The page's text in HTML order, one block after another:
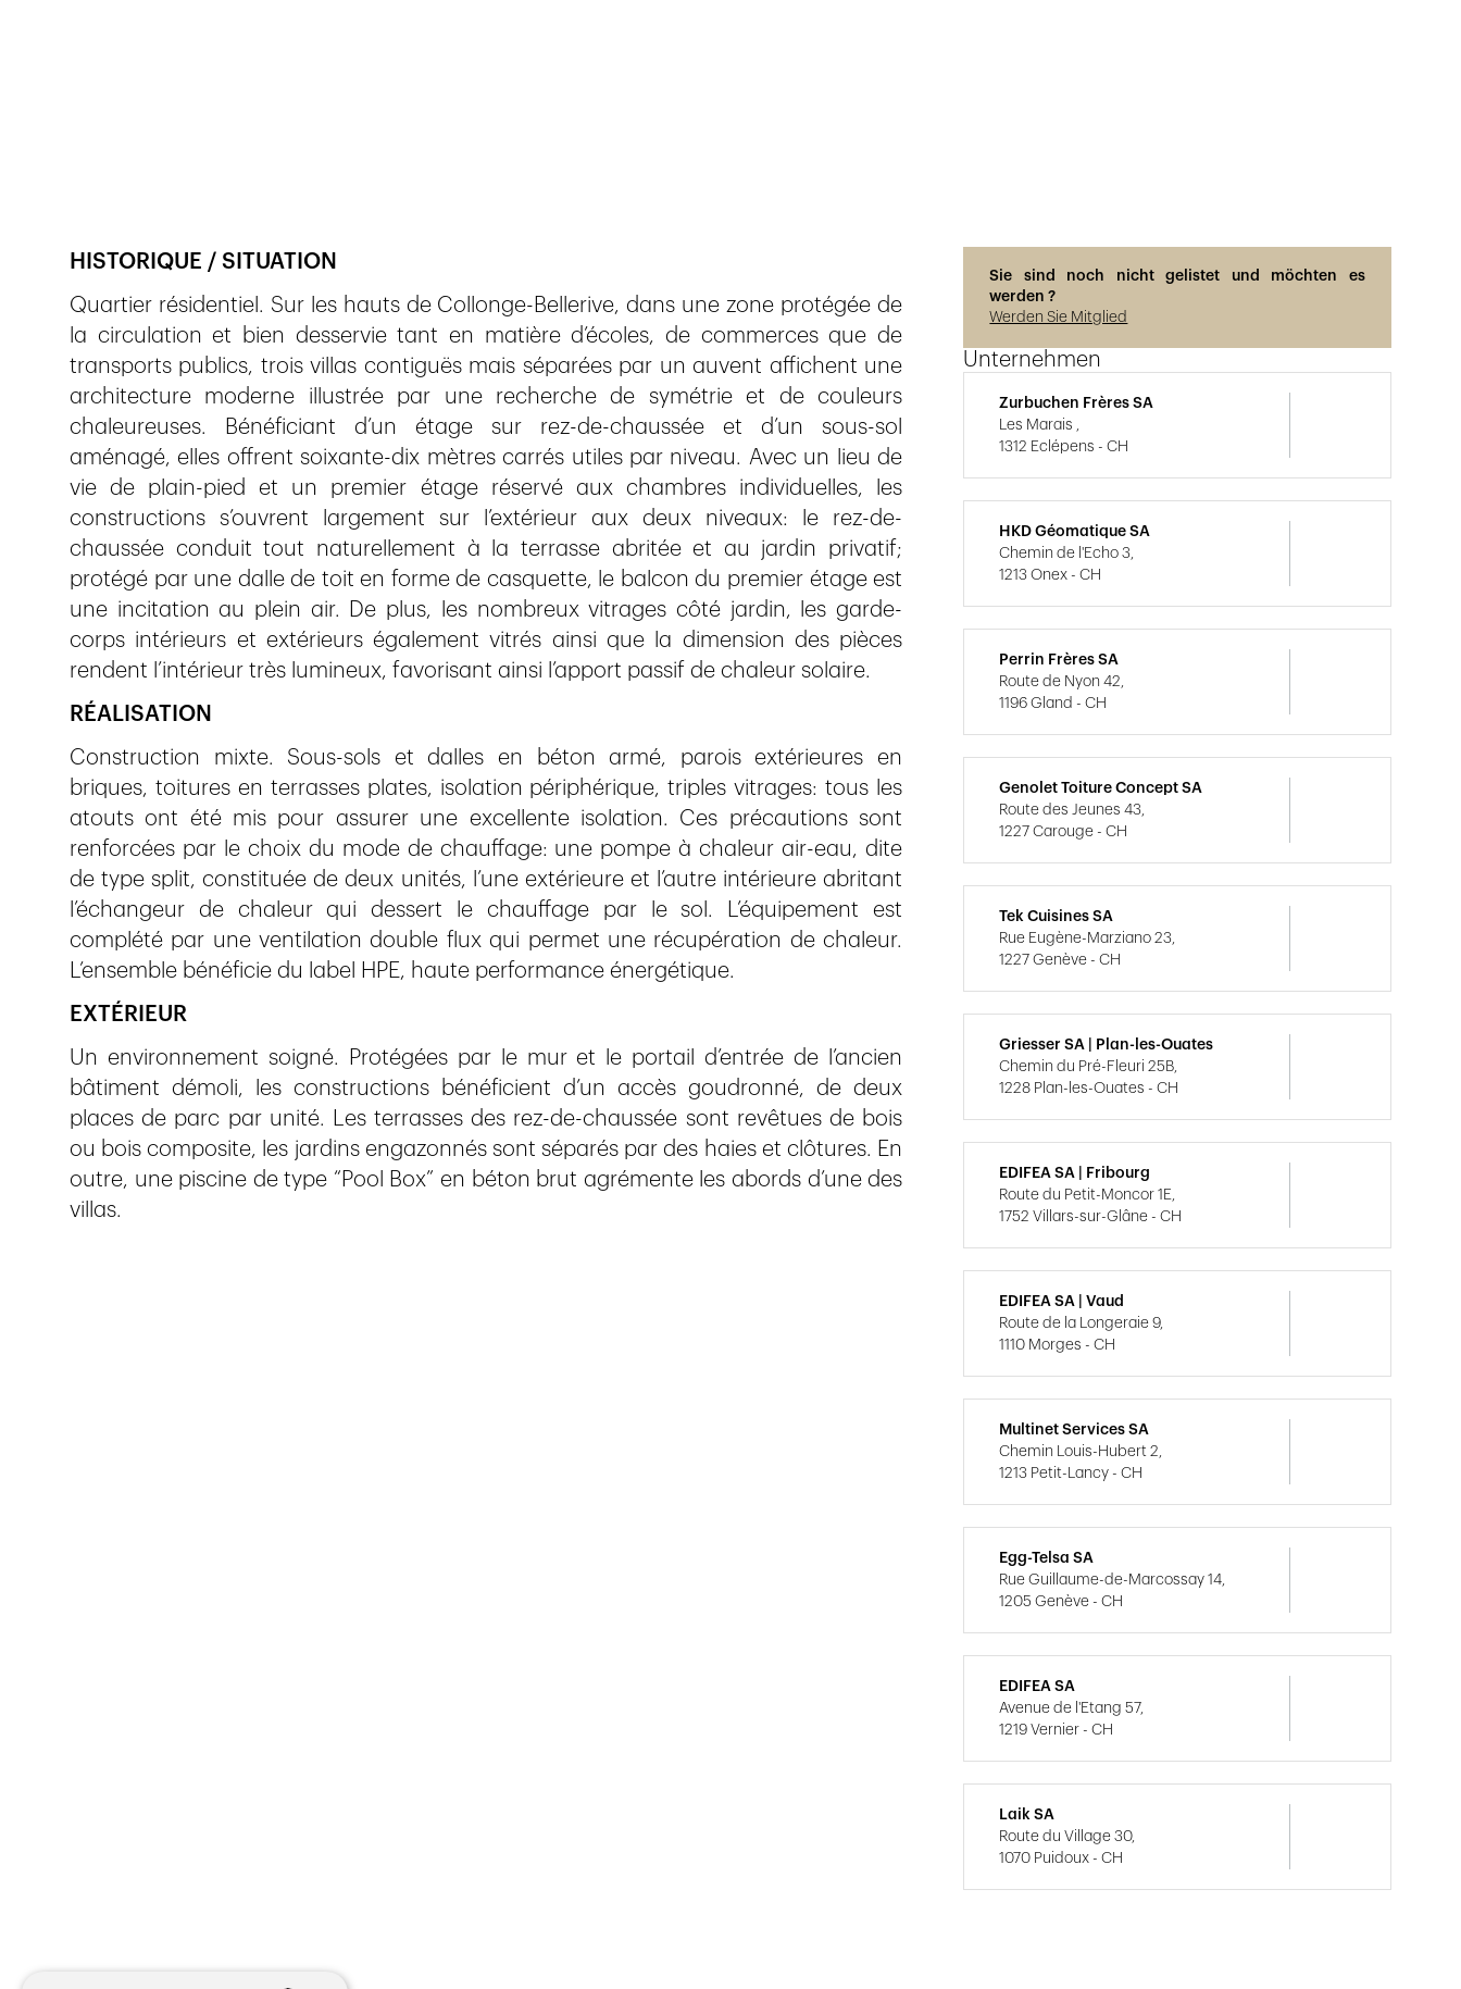
HISTORIQUE / SITUATION
Quartier résidentiel. Sur les hauts de Collonge-Bellerive, dans une zone protégée de
la circulation et bien desservie tant en matière d’écoles, de commerces que de
transports publics, trois villas contiguës mais séparées par un auvent affichent une
architecture moderne illustrée par une recherche de symétrie et de couleurs
chaleureuses. Bénéficiant d’un étage sur rez-de-chaussée et d’un sous-sol
aménagé, elles offrent soixante-dix mètres carrés utiles par niveau. Avec un lieu de
vie de plain-pied et un premier étage réservé aux chambres individuelles, les
constructions s’ouvrent largement sur l’extérieur aux deux niveaux: le rez-de-
chaussée conduit tout naturellement à la terrasse abritée et au jardin privatif;
protégé par une dalle de toit en forme de casquette, le balcon du premier étage est
une incitation au plein air. De plus, les nombreux vitrages côté jardin, les garde-
corps intérieurs et extérieurs également vitrés ainsi que la dimension des pièces
rendent l’intérieur très lumineux, favorisant ainsi l’apport passif de chaleur solaire.
RÉALISATION
Construction mixte. Sous-sols et dalles en béton armé, parois extérieures en
briques, toitures en terrasses plates, isolation périphérique, triples vitrages: tous les
atouts ont été mis pour assurer une excellente isolation. Ces précautions sont
renforcées par le choix du mode de chauffage: une pompe à chaleur air-eau, dite
de type split, constituée de deux unités, l’une extérieure et l’autre intérieure abritant
l’échangeur de chaleur qui dessert le chauffage par le sol. L’équipement est
complété par une ventilation double flux qui permet une récupération de chaleur.
L’ensemble bénéficie du label HPE, haute performance énergétique.
EXTÉRIEUR
Un environnement soigné. Protégées par le mur et le portail d’entrée de l’ancien
bâtiment démoli, les constructions bénéficient d’un accès goudronné, de deux
places de parc par unité. Les terrasses des rez-de-chaussée sont revêtues de bois
ou bois composite, les jardins engazonnés sont séparés par des haies et clôtures. En
outre, une piscine de type “Pool Box” en béton brut agrémente les abords d’une des
villas.
Sie sind noch nicht gelistet und möchten es
werden ?
Werden Sie Mitglied
Unternehmen
Zurbuchen Frères SA
Les Marais ,
1312 Eclépens - CH
HKD Géomatique SA
Chemin de l'Echo 3,
1213 Onex - CH
Perrin Frères SA
Route de Nyon 42,
1196 Gland - CH
Genolet Toiture Concept SA
Route des Jeunes 43,
1227 Carouge - CH
Tek Cuisines SA
Rue Eugène-Marziano 23,
1227 Genève - CH
Griesser SA | Plan-les-Ouates
Chemin du Pré-Fleuri 25B,
1228 Plan-les-Ouates - CH
EDIFEA SA | Fribourg
Route du Petit-Moncor 1E,
1752 Villars-sur-Glâne - CH
EDIFEA SA | Vaud
Route de la Longeraie 9,
1110 Morges - CH
Multinet Services SA
Chemin Louis-Hubert 2,
1213 Petit-Lancy - CH
Egg-Telsa SA
Rue Guillaume-de-Marcossay 14,
1205 Genève - CH
EDIFEA SA
Avenue de l'Etang 57,
1219 Vernier - CH
Laik SA
Route du Village 30,
1070 Puidoux - CH